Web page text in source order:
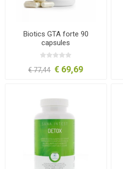
Biotics GTA forte 90
capsules
€ 77,44 € 69,69